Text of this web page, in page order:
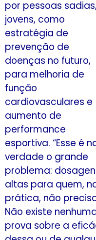
por pessoas sadias,
jovens, como
estratégia de
prevenção de
doenças no futuro,
para melhoria de
função
cardiovasculares e
aumento de
performance
esportiva. “Esse é
verdade o grande
problema:
altas para quem,
prática, não
Não existe
prova sobre a